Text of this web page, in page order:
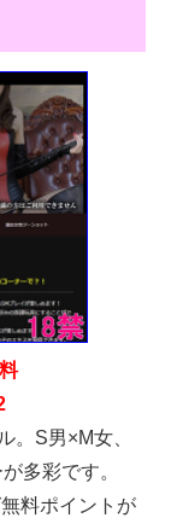
。S男×M女、
多彩です。
料ポイントが